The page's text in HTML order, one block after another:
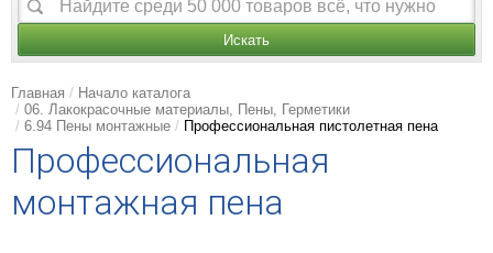
Искать
Главная
Начало каталога
06. Лакокрасочные материалы, Пены, Герметики
6.94 Пены монтажные
Профессиональная пистолетная пена
Профессиональная
монтажная пена